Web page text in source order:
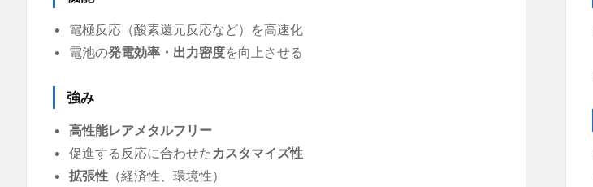
電極反応（酸素還元反応など）を高速化
電池の発電効率・出力密度を向上させる
強み
高性能レアメタルフリー
促進する反応に合わせた カスタマイズ性
拡張性 （経済性、環境性）